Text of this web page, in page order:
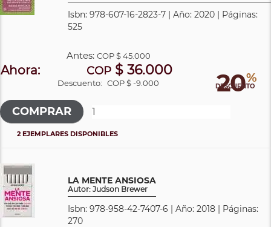
Isbn: 978-607-16-2823-7 | Año: 2020 | Páginas:
525
20%
DESCUENTO
Antes: COP$ 45.000
Ahora: COP $ 36.000
Descuento: COP $ -9.000
2 EJEMPLARES DISPONIBLES
LA MENTE ANSIOSA
Autor: Judson Brewer
Isbn: 978-958-42-7407-6 | Año: 2018 | Páginas:
270